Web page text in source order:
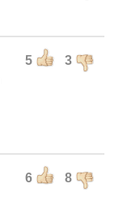
5 3
6 8